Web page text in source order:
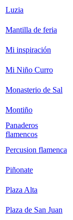
Luzia
Mantilla de feria
Mi inspiración
Mi Niño Curro
Monasterio de Sal
Montiño
Panaderos
flamencos
Percusion flamenca
Piñonate
Plaza Alta
Plaza de San Juan